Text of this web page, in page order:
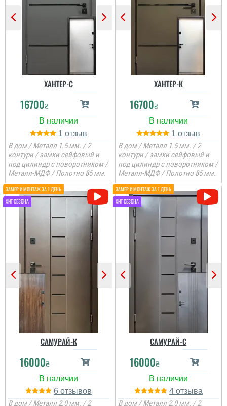
ХАНТЕР-С
16700₴
1
В дом / Металл 1.5 мм. / 2
контури / замки сейфовый и
под цилиндр с поворотником /
Металл-МДФ / Полотно 85 мм.
ХАНТЕР-К
16700₴
1
В дом / Металл 1.5 мм. / 2
контури / замки сейфовый и
под цилиндр с поворотником /
Металл-МДФ / Полотно 85 мм.
САМУРАЙ-К
16000₴
6
В дом / Металл 2.0 мм. / 2
САМУРАЙ-С
16000₴
4
В дом / Металл 2.0 мм. / 2